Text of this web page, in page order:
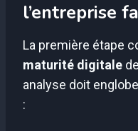
l’entreprise
La première étape
maturité digitale
analyse doit
: